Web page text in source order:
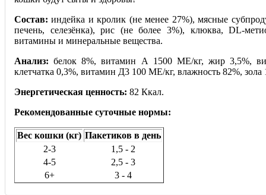
Состав: индейка и кролик (не менее 27%), мясные
печень, селезёнка), рис (не более 3%), клюква, DL-
витамины и минеральные вещества.
Анализ: белок 8%, витамин А 1500 МЕ/кг, жир 3,5%,
клетчатка 0,3%, витамин Д3 100 МE/кг, влажность 82%, зола
Энергетическая ценность: 82 Ккал.
Рекомендованные суточные нормы:
Вес кошки (кг) Пакетиков в день
2-3
1,5 - 2
4-5
2,5 - 3
6+
3 - 4